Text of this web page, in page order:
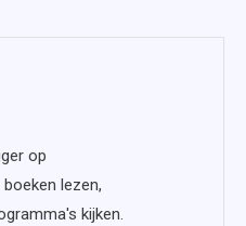
op
lezen,
kijken.